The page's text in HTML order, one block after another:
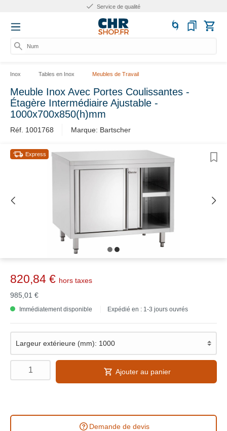
Service de qualité
Numér
Inox Tables en Inox Meubles de Travail
Meuble Inox Avec Portes Coulissantes -
Étagère Intermédiaire Ajustable -
1000x700x850(h)mm
Réf. 1001768 Marque: Bartscher
Express
820,84 € hors taxes
985,01 €
Immédiatement disponible Expédié en : 1-3 jours ouvrés
Ajouter au panier
Demande de devis